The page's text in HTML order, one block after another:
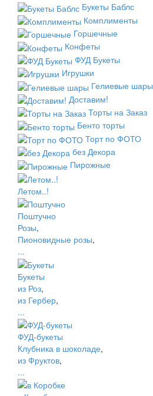
Букеты Баблс
Комплименты
Горшечные
Конфеты
ФУД Букеты
Игрушки
Гелиевые шары
Доставим!
Торты на Заказ
Бенто торты
Торт по ФОТО
без Декора
Пирожные
Летом..!
Поштучно
Розы,
Пионовидные розы,
...
Букеты
из Роз,
из Гербер,
...
ФУД-букеты
Клубника в шоколаде,
из Фруктов,
...